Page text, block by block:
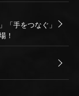
「手をつなぐ」
！